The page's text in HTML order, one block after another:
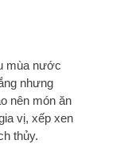
mùa nước
nhưng
nên món ăn
vị, xếp xen
thủy.